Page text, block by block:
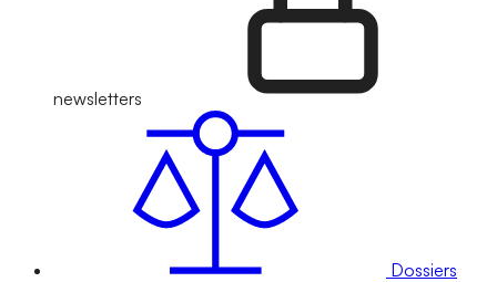
newsletters
Dossiers